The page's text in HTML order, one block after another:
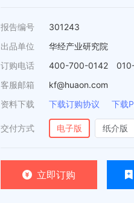
报告编号
301243
出品单位
华经产业研究院
订购电话
400-700-0142
客服邮箱
kf@huaon.com
资料下载
下载订购协议 下载
交付方式 电子版 纸介版
立即订购